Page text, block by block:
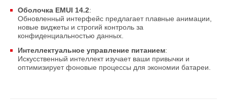
Оболочка EMUI 14.2:
Обновленный интерфейс предлагает плавные анимации,
новые виджеты и строгий контроль за
конфиденциальностью данных.
Интеллектуальное управление питанием:
Искусственный интеллект изучает ваши привычки и
оптимизирует фоновые процессы для экономии батареи.